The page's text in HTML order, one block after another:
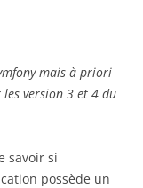
mais à priori
version 3 et 4 du
savoir si
possède un